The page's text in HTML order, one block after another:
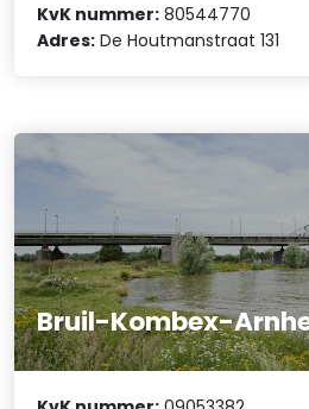
KvK nummer: 80544770
Adres: De Houtmanstraat 131
Bruil-Kombex-